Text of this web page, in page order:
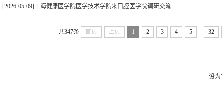
·[2026-05-09]上海健康医学院医学技术学院来口腔医学院调研交流
共347条 首页 上页 1 2 3 4 5 32
设为